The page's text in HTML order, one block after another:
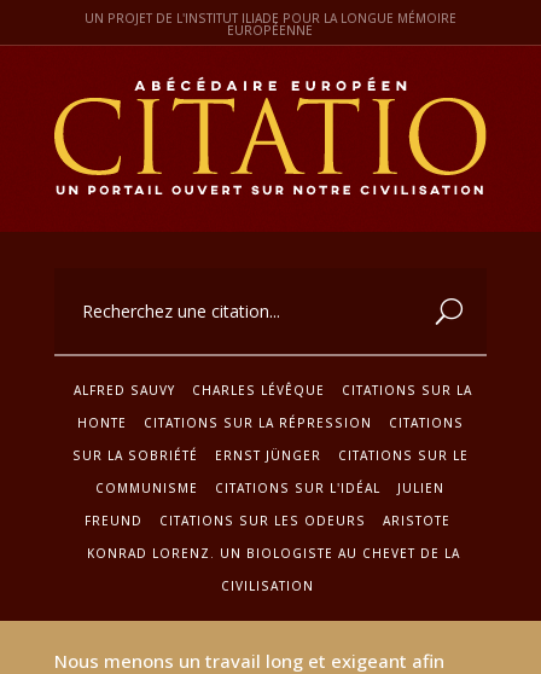
UN PROJET DE L'INSTITUT ILIADE POUR LA LONGUE MÉMOIRE
EUROPÉENNE
ALFRED SAUVY CHARLES LÉVÊQUE
CITATIONS SUR LA
HONTE
CITATIONS SUR LA RÉPRESSION
CITATIONS
SUR LA SOBRIÉTÉ
ERNST JÜNGER
CITATIONS SUR LE
COMMUNISME
CITATIONS SUR L'IDÉAL
JULIEN
FREUND
CITATIONS SUR LES ODEURS
ARISTOTE
KONRAD LORENZ. UN BIOLOGISTE AU CHEVET DE LA
CIVILISATION
Nous menons un travail long et exigeant afin